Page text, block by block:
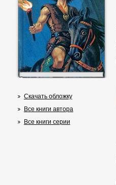
Скачать обложку
Все книги автора
Все книги серии